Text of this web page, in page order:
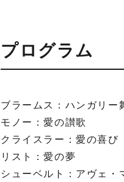
プログラム
ブラームス：ハンガリー
モノー：愛の讃歌
クライスラー：愛の喜び
リスト：愛の夢
シューベルト：アヴェ・